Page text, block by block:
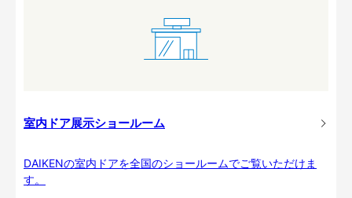
室内ドア展示ショールーム
DAIKENの室内ドアを全国のショールームでご覧いただけま
す。